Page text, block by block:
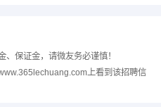
保证金，请微友务必谨慎！
上看到该招聘信